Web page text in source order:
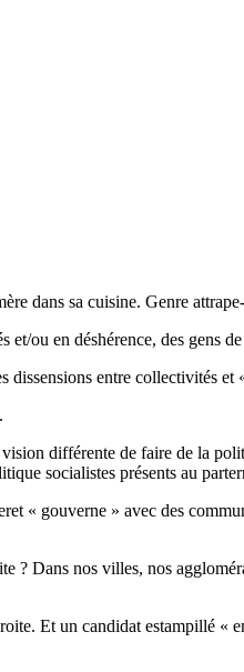
dans sa cuisine. Genre
ou en déshérence, des gens
dissensions entre collectivités
différente de faire de la
socialistes présents au
« gouverne » avec des
? Dans nos villes, nos
Et un candidat estampillé «